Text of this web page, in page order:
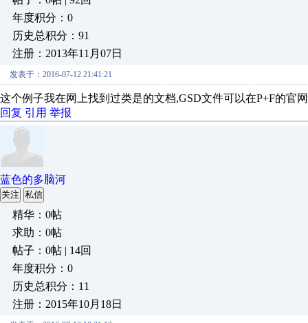
年度积分：0
历史总积分：91
注册：2013年11月07日
发表于：2016-07-12 21:41:21
这个例子我在网上找到过类是的文档,GSD文件可以在P+F的官
回复 引用 举报
蓝色的多脑河
关注 私信
精华：0帖
求助：0帖
帖子：0帖 | 14回
年度积分：0
历史总积分：11
注册：2015年10月18日